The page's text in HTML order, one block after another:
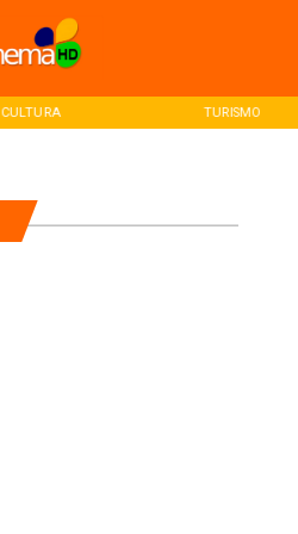
CULTURA TURISMO